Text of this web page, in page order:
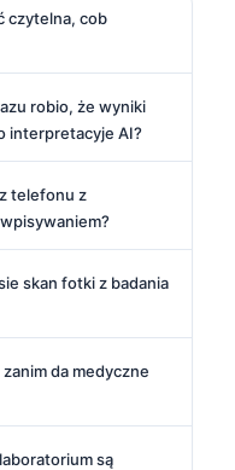
czytelna, cob
robio, że wyniki
interpretacyje AI?
telefonu z
skan fotki z badania
da medyczne
są